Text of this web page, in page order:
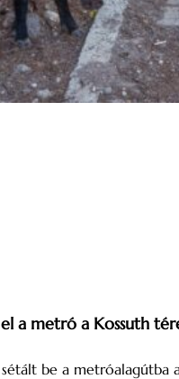
a metró a Kossuth
be a metróalagútba